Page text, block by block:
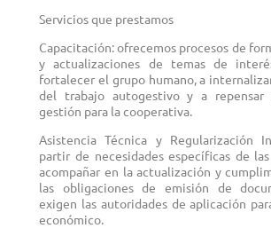
Servicios que prestamos
Capacitación:ofrecemos procesos de
y actualizaciones de temas de
fortalecer el grupo humano, a
del trabajo autogestivo y a repensar
gestión para la cooperativa.
Asistencia Técnica y Regularización
partir de necesidades específicas de
acompañar en la actualización y
las obligaciones de emisión de
exigen las autoridades de aplicación
económico.